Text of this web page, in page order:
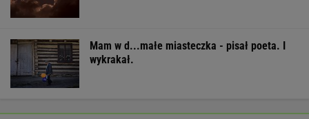
Mam w d...małe miasteczka - pisał poeta. I
wykrakał.